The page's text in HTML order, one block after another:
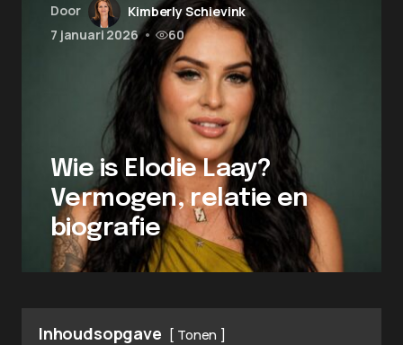
Door
Kimberly Schievink
7 januari 2026 • 60
Wie is Elodie Laay?
Vermogen, relatie en
biografie
Inhoudsopgave Tonen